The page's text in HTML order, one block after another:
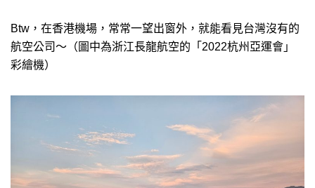
Btw，在香港機場，常常一望出窗外，就能看見台灣沒有的
航空公司～（圖中為浙江長龍航空的「2022杭州亞運會」
彩繪機）